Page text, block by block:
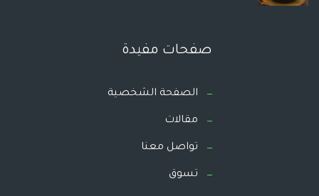
صفحات مفيدة
الصفحة الشخصية
مقالات
تواصل معنا
تسوق